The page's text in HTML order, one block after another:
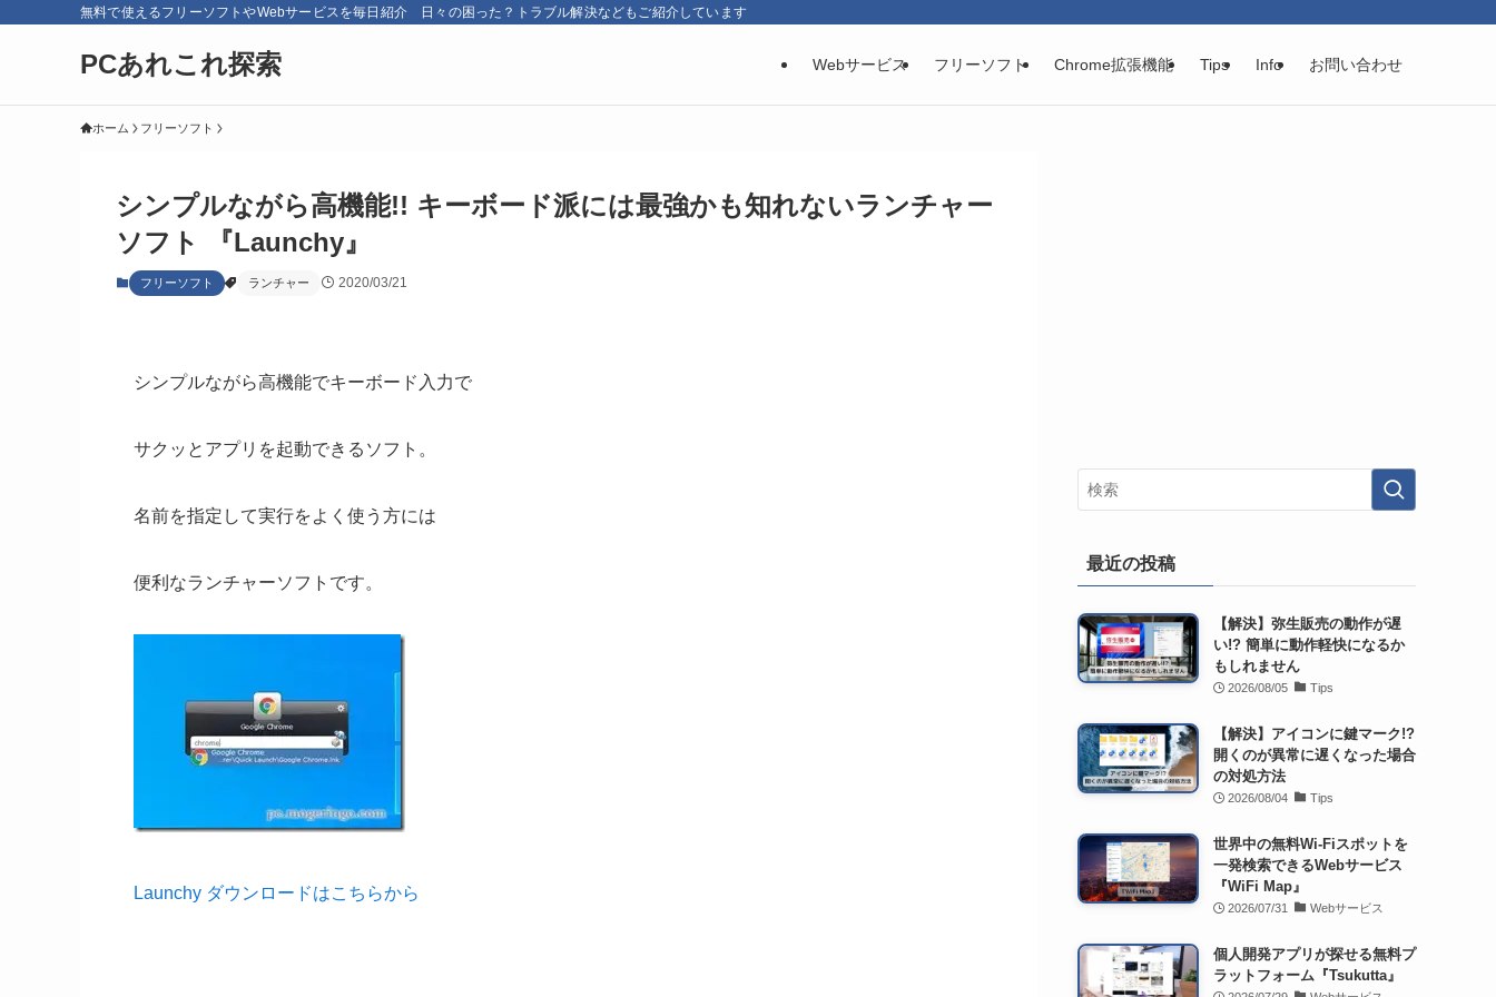
無料で使えるフリーソフトやWebサービスを毎日紹介 日々の困った？トラブル解決などもご紹介しています
PCあれこれ探索 Webサービス フリーソフト Chrome拡張機能 Tips Info お問い合わせ
ホーム フリーソフト
シンプルながら高機能!! キーボード派には最強かも知れないランチャー
ソフト 『Launchy』
フリーソフト ランチャー 2020/03/21
シンプルながら高機能でキーボード入力で
サクッとアプリを起動できるソフト。
名前を指定して実行をよく使う方には
便利なランチャーソフトです。
Launchy ダウンロードはこちらから
最近の投稿
【解決】弥生販売の動作が遅
い!? 簡単に動作軽快になるか
もしれません
2026/08/05 Tips
【解決】アイコンに鍵マーク!?
開くのが異常に遅くなった場合
の対処方法
2026/08/04 Tips
世界中の無料Wi-Fiスポットを
一発検索できるWebサービス
『WiFi Map』
2026/07/31 Webサービス
個人開発アプリが探せる無料プ
ラットフォーム『Tsukutta』